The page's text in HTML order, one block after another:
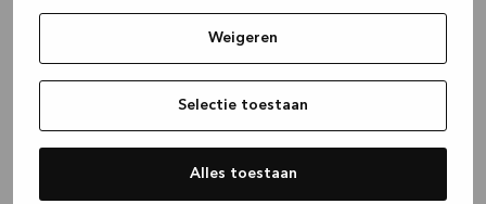
Weigeren
Selectie toestaan
Alles toestaan
(see the browser console for more
information).